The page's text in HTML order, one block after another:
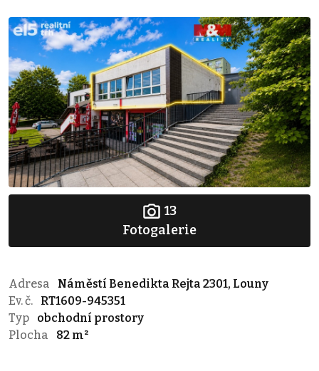
13
Fotogalerie
Adresa
Náměstí Benedikta Rejta 2301, Louny
Ev. č.
RT1609-945351
Typ
obchodní prostory
Plocha
82 m²